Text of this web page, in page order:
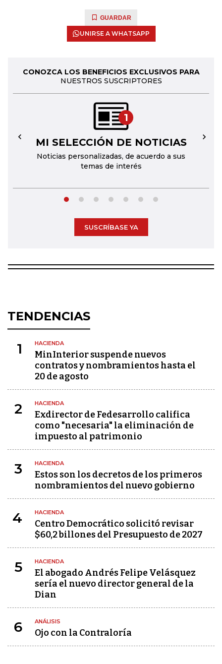
GUARDAR
UNIRSE A WHATSAPP
CONOZCA LOS BENEFICIOS EXCLUSIVOS PARA
NUESTROS SUSCRIPTORES
1
MI SELECCIÓN DE NOTICIAS
Noticias personalizadas, de acuerdo a sus
temas de interés
← →
SUSCRÍBASE YA
TENDENCIAS
1 HACIENDA
MinInterior suspende nuevos
contratos y nombramientos hasta el
20 de agosto
2 HACIENDA
Exdirector de Fedesarrollo califica
como "necesaria" la eliminación de
impuesto al patrimonio
3 HACIENDA
Estos son los decretos de los primeros
nombramientos del nuevo gobierno
4 HACIENDA
Centro Democrático solicitó revisar
$60,2 billones del Presupuesto de 2027
5 HACIENDA
El abogado Andrés Felipe Velásquez
sería el nuevo director general de la
Dian
6 ANÁLISIS
Ojo con la Contraloría